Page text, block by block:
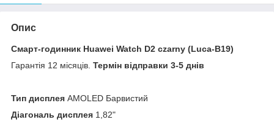
Опис
Смарт-годинник Huawei Watch D2 czarny (Luca-B19)
Гарантія 12 місяців. Термін відправки 3-5 днів
Тип дисплея AMOLED Барвистий
Діагональ дисплея 1,82"